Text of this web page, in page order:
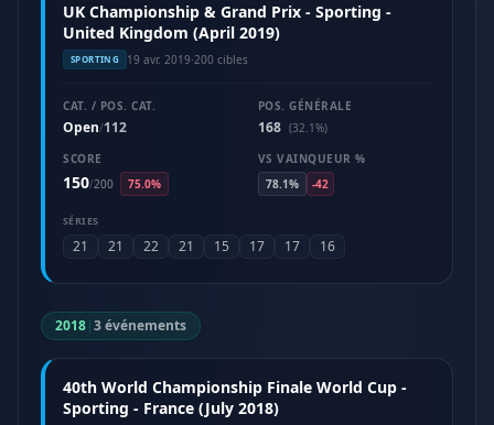
UK Championship & Grand Prix - Sporting -
United Kingdom (April 2019)
SPORTING 19 avr. 2019·200 cibles
CAT. / POS. CAT.
Open/112
POS. GÉNÉRALE
168 (32.1%)
SCORE
150/200 75.0%
VS VAINQUEUR %
78.1%
-42
SÉRIES
21 21 22 21 15 17 17 16
2018|3 événements
40th World Championship Finale World Cup -
Sporting - France (July 2018)